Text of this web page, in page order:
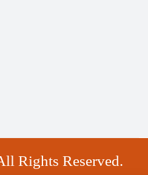
Rights Reserved.